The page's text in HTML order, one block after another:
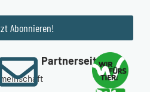
Abonnieren!
Partnerseiten